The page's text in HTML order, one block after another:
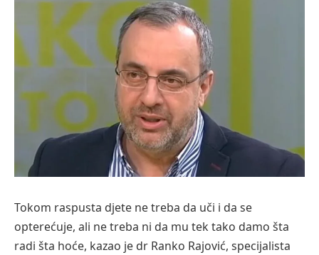
Tokom raspusta djete ne treba da uči i da se
opterećuje, ali ne treba ni da mu tek tako damo šta
radi šta hoće, kazao je dr Ranko Rajović, specijalista